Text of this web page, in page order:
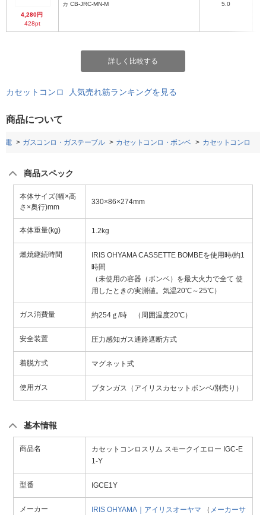
4,280円
428pt
カ CB-JRC-MN-M
5.0
詳しく比較する
カセットコンロ 人気売れ筋ランキングを見る
商品について
電 ガスコンロ・ガステーブル カセットコンロ・ボンベ カセットコンロ
商品スペック
本体サイズ(幅×高
さ×奥行)mm
330×86×274mm
本体重量(kg) 1.2kg
燃焼継続時間
IRIS OHYAMA CASSETTE BOMBEを使用時/約1
時間
（未使用の容器（ボンベ）を最大火力で全て 使
用したときの実測値。気温20℃～25℃）
ガス消費量 約254ｇ/時 （周囲温度20℃）
安全装置 圧力感知ガス通路遮断方式
着脱方式 マグネット式
使用ガス ブタンガス（アイリスカセットボンベ/別売り）
基本情報
商品名
カセットコンロスリム スモークイエロー IGC-E
1-Y
型番 IGCE1Y
メーカー IRIS OHYAMA｜アイリスオーヤマ （ メーカーサ